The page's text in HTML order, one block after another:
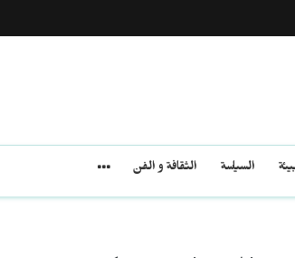
السياسة الثقافة و الفن